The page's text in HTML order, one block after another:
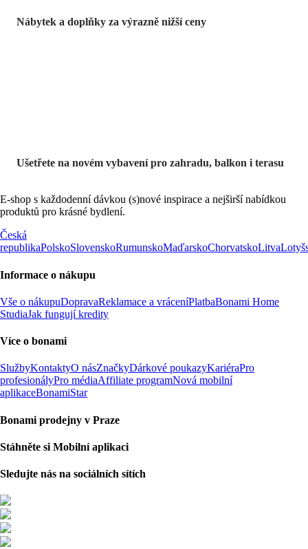
Nábytek a doplňky za výrazně nižší ceny
Ušetřete na novém vybavení pro zahradu, balkon i terasu
E-shop s každodenní dávkou (s)nové inspirace a nejširší nabídkou
produktů pro krásné bydlení.
Česká
republikaPolskoSlovenskoRumunskoMaďarskoChorvatskoLitva
Informace o nákupu
Vše o nákupuDopravaReklamace a vráceníPlatbaBonami Home
StudiaJak fungují kredity
Více o bonami
SlužbyKontaktyO násZnačkyDárkové poukazyKariéraPro
profesionályPro médiaAffiliate programNová mobilní
aplikaceBonamiStar
Bonami prodejny v Praze
Stáhněte si Mobilní aplikaci
Sledujte nás na sociálních sítích